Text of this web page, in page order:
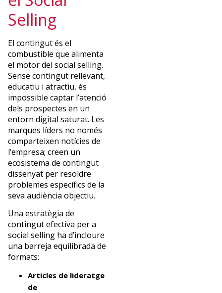
Selling
El contingut és el
combustible que alimenta
el motor del social selling.
Sense contingut rellevant,
educatiu i atractiu, és
impossible captar l’atenció
dels prospectes en un
entorn digital saturat. Les
marques líders no només
comparteixen notícies de
l’empresa; creen un
ecosistema de contingut
dissenyat per resoldre
problemes específics de la
seva audiència objectiu.
Una estratègia de
contingut efectiva per a
social selling ha d’incloure
una barreja equilibrada de
formats:
Articles de lideratge
de